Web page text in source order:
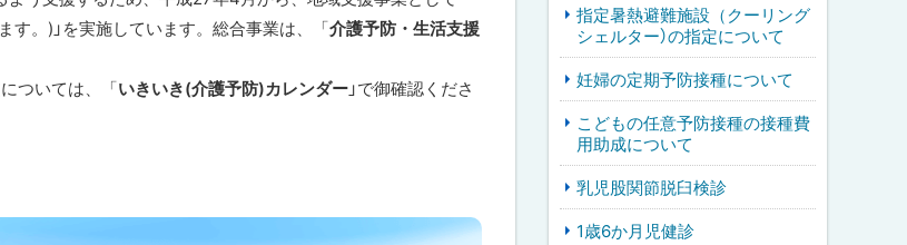
す。)」を実施しています。総合事業は、「介護予防・生活支援
ついては、「いきいき(介護予防)カレンダー 」で御確認くださ
指定暑熱避難施設（クーリング
シェルター）の指定について
妊婦の定期予防接種について
こどもの任意予防接種の接種費
用助成について
乳児股関節脱臼検診
1歳6か月児健診